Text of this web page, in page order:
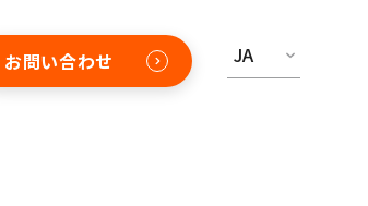
お問い合わせ JA